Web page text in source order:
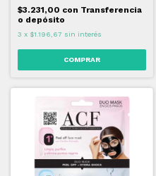
$3.231,00 con Transferencia
o depósito
3 x $1.196,67 sin interés